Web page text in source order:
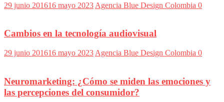
Estrategias
Publicitarias,
Clientes,
Noticias,
Artículos,
Gente,
29 junio 201616 mayo 2023 Agencia Blue Design Colombia 0
Cambios en la tecnología audiovisual
29 junio 201616 mayo 2023 Agencia Blue Design Colombia 0
Neuromarketing: ¿Cómo se miden las emociones y
las percepciones del consumidor?